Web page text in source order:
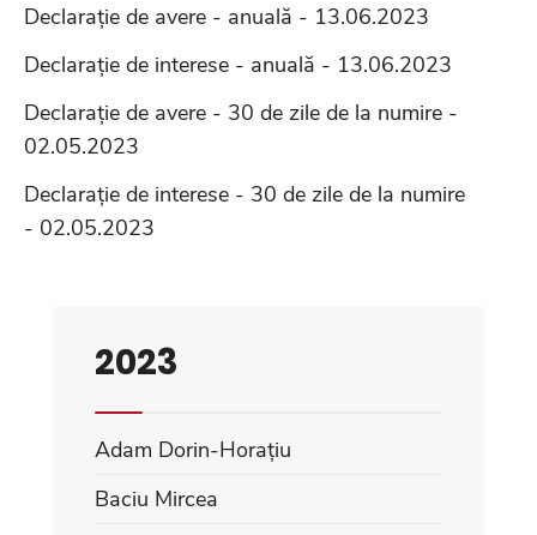
Declarație de avere - anuală - 13.06.2023
Declarație de interese - anuală - 13.06.2023
Declarație de avere - 30 de zile de la numire -
02.05.2023
Declarație de interese - 30 de zile de la numire
- 02.05.2023
2023
Adam Dorin-Horațiu
Baciu Mircea